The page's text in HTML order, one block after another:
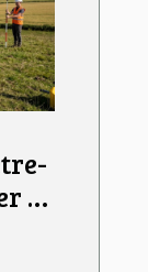
la